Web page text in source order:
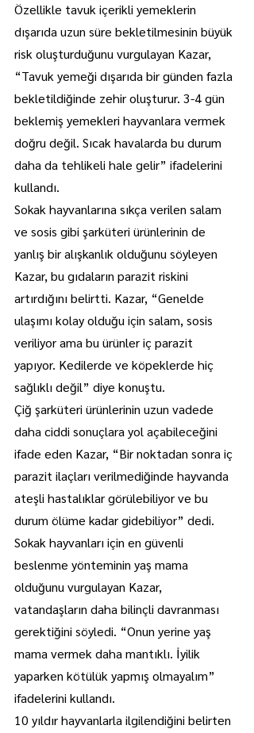
Özellikle tavuk içerikli yemeklerin
dışarıda uzun süre bekletilmesinin büyük
risk oluşturduğunu vurgulayan Kazar,
“Tavuk yemeği dışarıda bir günden fazla
bekletildiğinde zehir oluşturur. 3-4 gün
beklemiş yemekleri hayvanlara vermek
doğru değil. Sıcak havalarda bu durum
daha da tehlikeli hale gelir” ifadelerini
kullandı.
Sokak hayvanlarına sıkça verilen salam
ve sosis gibi şarküteri ürünlerinin de
yanlış bir alışkanlık olduğunu söyleyen
Kazar, bu gıdaların parazit riskini
artırdığını belirtti. Kazar, “Genelde
ulaşımı kolay olduğu için salam, sosis
veriliyor ama bu ürünler iç parazit
yapıyor. Kedilerde ve köpeklerde hiç
sağlıklı değil” diye konuştu.
Çiğ şarküteri ürünlerinin uzun vadede
daha ciddi sonuçlara yol açabileceğini
ifade eden Kazar, “Bir noktadan sonra iç
parazit ilaçları verilmediğinde hayvanda
ateşli hastalıklar görülebiliyor ve bu
durum ölüme kadar gidebiliyor” dedi.
Sokak hayvanları için en güvenli
beslenme yönteminin yaş mama
olduğunu vurgulayan Kazar,
vatandaşların daha bilinçli davranması
gerektiğini söyledi. “Onun yerine yaş
mama vermek daha mantıklı. İyilik
yaparken kötülük yapmış olmayalım”
ifadelerini kullandı.
10 yıldır hayvanlarla ilgilendiğini belirten